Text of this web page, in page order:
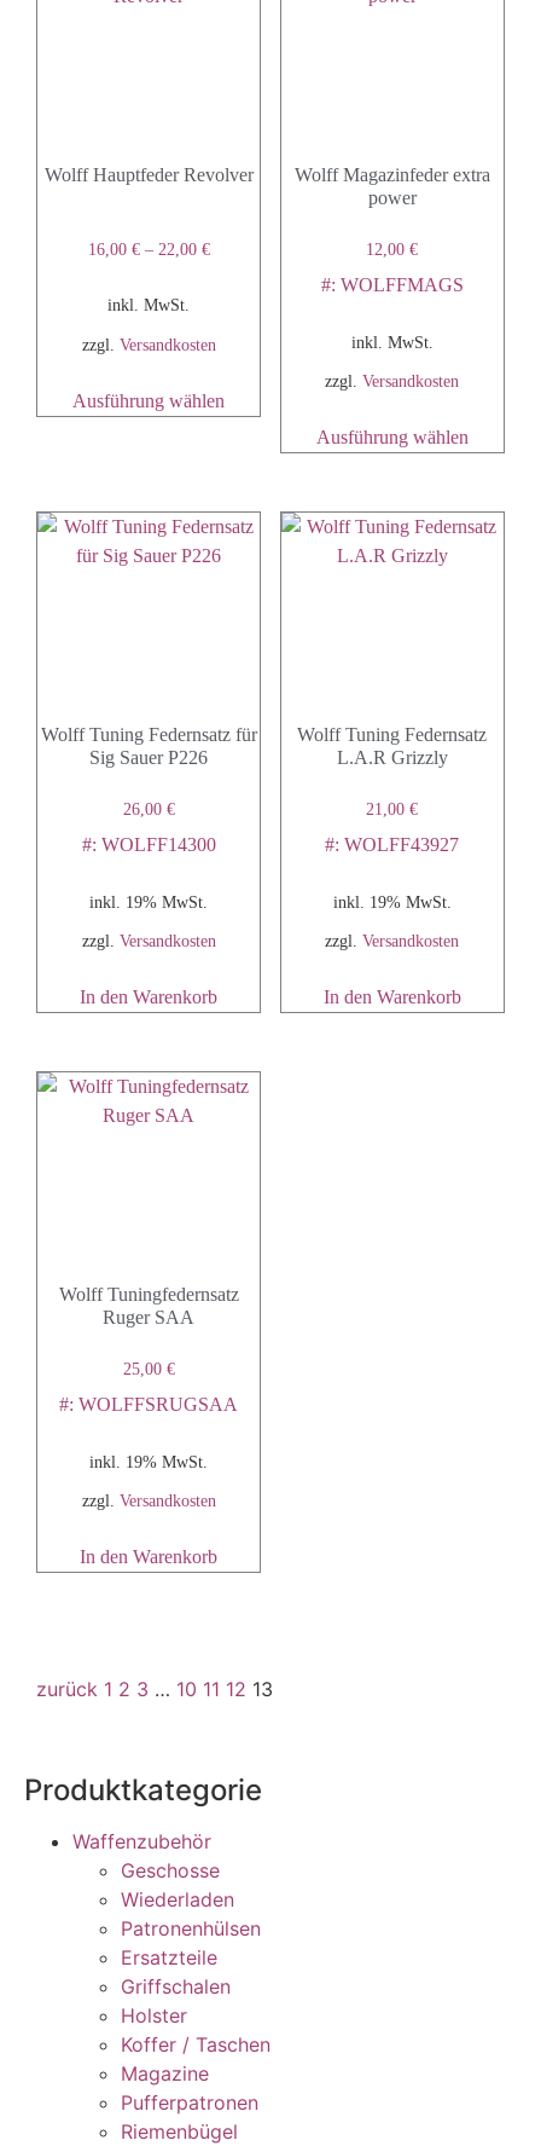
Wolff Hauptfeder Revolver
16,00 €– 22,00 €
inkl. MwSt.
zzgl. Versandkosten
Ausführung wählen
Wolff Magazinfeder extra
power
12,00€
#: WOLFFMAGS
inkl. MwSt.
zzgl.Versandkosten
Ausführung wählen
Wolff Tuning Federnsatz für
Sig Sauer P226
26,00 €
#: WOLFF14300
inkl. 19% MwSt.
zzgl. Versandkosten
In den Warenkorb
Wolff Tuning Federnsatz
L.A.R Grizzly
21,00€
#: WOLFF43927
inkl. 19% MwSt.
zzgl.Versandkosten
In den Warenkorb
Wolff Tuningfedernsatz
Ruger SAA
25,00 €
#: WOLFFSRUGSAA
inkl. 19% MwSt.
zzgl. Versandkosten
In den Warenkorb
zurück 1 2 3 … 10 11 12 13
Produktkategorie
Waffenzubehör
Geschosse
Wiederladen
Patronenhülsen
Ersatzteile
Griffschalen
Holster
Koffer / Taschen
Magazine
Pufferpatronen
Riemenbügel